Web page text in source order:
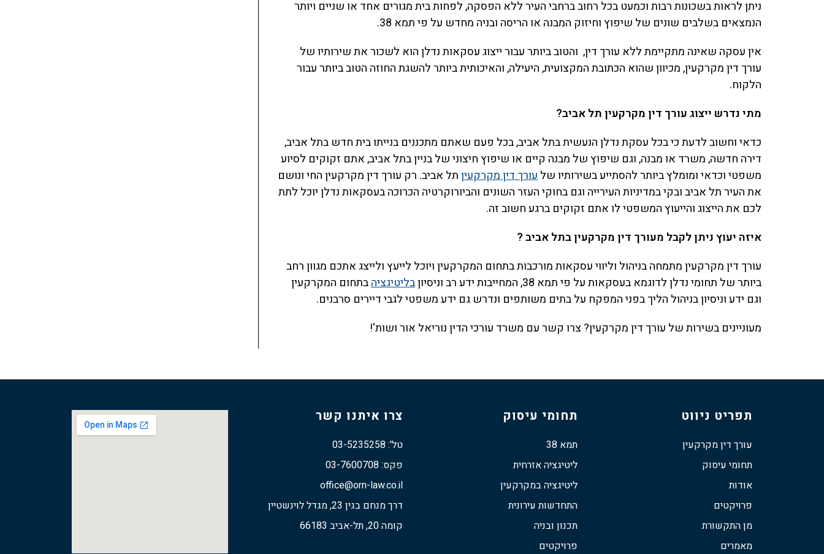
ניתן לראות בשכונות רבות וכמעט בכל רחוב ברחבי העיר ללא הפסקה, לפחות בית מגורים אחד או שניים ויותר
הנמצאים בשלבים שונים של שיפוץ וחיזוק המבנה או הריסה ובניה מחדש על פי תמא 38.
אין עסקה שאינה מתקיימת ללא עורך דין, והטוב ביותר עבור ייצוג עסקאות נדלן הוא לשכור את שירותיו של
עורך דין מקרקעין, מכיוון שהוא הכתובת המקצועית, היעילה, והאיכותית ביותר להשגת החוזה הטוב ביותר עבור
הלקוח.
מתי נדרש ייצוג עורך דין מקרקעין תל אביב?
כדאי וחשוב לדעת כי בכל עסקת נדלן הנעשית בתל אביב, בכל פעם שאתם מתכננים בנייתו בית חדש בתל אביב,
דירה חדשה, משרד או מבנה, וגם שיפוץ של מבנה קיים או שיפוץ חיצוני של בניין בתל אביב, אתם זקוקים לסיוע
משפטי וכדאי ומומלץ ביותר להסתייע בשירותיו שלעורך דין מקרקעיןתל אביב. רק עורך דין מקרקעין החי ונושם
את העיר תל אביב ובקי במדיניות העירייה וגם בחוקי העזר השונים והביורוקרטיה הכרוכה בעסקאות נדלן יוכל לתת
לכם את הייצוג והייעוץ המשפטי לו אתם זקוקים ברגע חשוב זה.
איזה יעוץ ניתן לקבל מעורך דין מקרקעין בתל אביב ?
עורך דין מקרקעין מתמחה בניהול וליווי עסקאות מורכבות בתחום המקרקעין ויוכל לייעץ ולייצג אתכם מגוון רחב
ביותר של תחומי נדלן לדוגמא בעסקאות על פי תמא 38, המחייבות ידע רב וניסיון
בליטיגציהבתחום המקרקעין
וגם ידע וניסיון בניהול הליך בפני המפקח על בתים משותפים ונדרש גם ידע משפטי לגבי דיירים סרבנים.
מעוניינים בשירות של עורך דין מקרקעין? צרו קשר עם משרד עורכי הדין נוריאל אור ושות'!
תפריט ניווט
עורך דין מקרקעין
תחומי עיסוק
אודות
פרויקטים
מן התקשורת
מאמרים
תחומי עיסוק
תמא 38
ליטיגציה אזרחית
ליטיגציה במקרקעין
התחדשות עירונית
תכנון ובניה
פרויקטים
צרו איתנו קשר
טל': 03-5235258
פקס: 03-7600708
office@orn-law.co.il
דרך מנחם בגין 23, מגדל לוינשטיין
קומה 20, תל-אביב 66183